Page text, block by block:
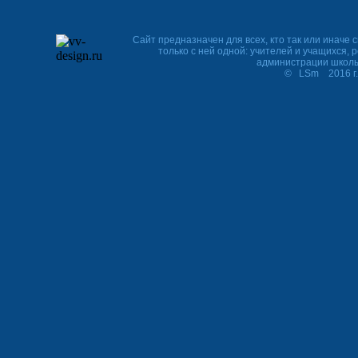
Сайт предназначен для всех, кто так или иначе
только с ней одной: учителей и учащихся,
администрации
© LSm 2016 г.